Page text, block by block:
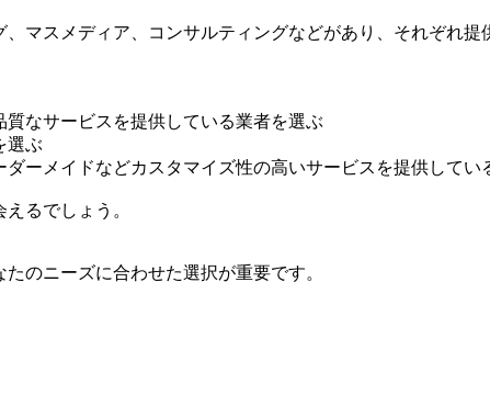
マスメディア、コンサルティングなどがあり、それぞれ
なサービスを提供している業者を選ぶ
選ぶ
ーメイドなどカスタマイズ性の高いサービスを提供してい
るでしょう。
のニーズに合わせた選択が重要です。